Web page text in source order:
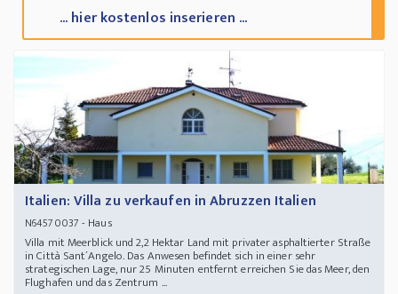
... hier kostenlos inserieren ...
Italien: Villa zu verkaufen in Abruzzen Italien
N64570037 - Haus
Villa mit Meerblick und 2,2 Hektar Land mit privater asphaltierter Straße
in Città Sant´Angelo. Das Anwesen befindet sich in einer sehr
strategischen Lage, nur 25 Minuten entfernt erreichen Sie das Meer, den
Flughafen und das Zentrum ...